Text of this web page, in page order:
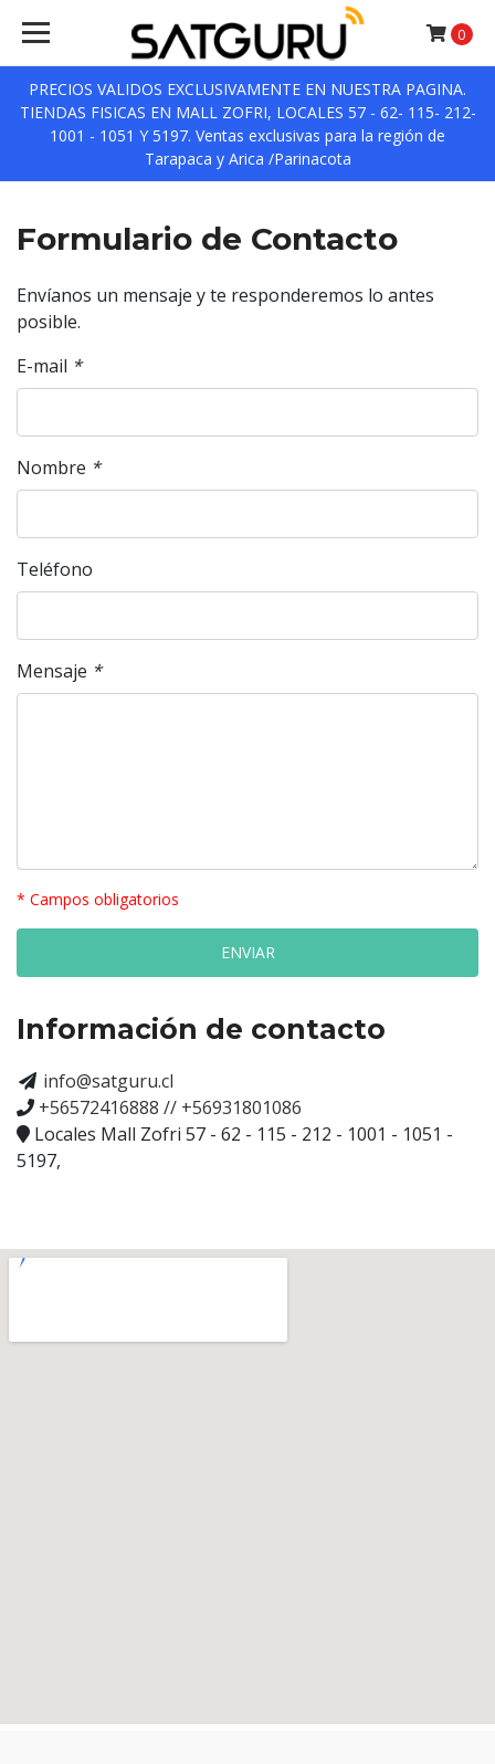
PRECIOS VALIDOS EXCLUSIVAMENTE EN NUESTRA PAGINA.
TIENDAS FISICAS EN MALL ZOFRI, LOCALES 57 - 62- 115- 212-
1001 - 1051 Y 5197. Ventas exclusivas para la región de
Tarapaca y Arica /Parinacota
0
Formulario de Contacto
Envíanos un mensaje y te responderemos lo antes
posible.
E-mail *
Nombre *
Teléfono
Mensaje *
* Campos obligatorios
Información de contacto
info@satguru.cl
+56572416888 // +56931801086
Locales Mall Zofri 57 - 62 - 115 - 212 - 1001 - 1051 -
5197,